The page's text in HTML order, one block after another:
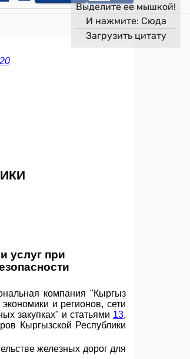
Выделите ее мышкой!
И нажмите: Сюда
Загрузить цитату